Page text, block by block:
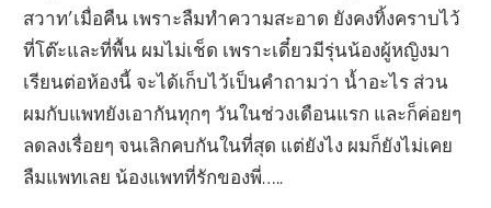
สวาท’เมื่อคืน เพราะลืมทำความสะอาด ยังคงทิ้งคราบไว้
ที่โต๊ะและที่พื้น ผมไม่เช็ด เพราะเดี๋ยวมีรุ่นน้องผู้หญิงมา
เรียนต่อห้องนี้ จะได้เก็บไว้เป็นคำถามว่า น้ำอะไร ส่วน
ผมกับแพทยังเอากันทุกๆ วันในช่วงเดือนแรก และก็ค่อยๆ
ลดลงเรื่อยๆ จนเลิกคบกันในที่สุด แต่ยังไง ผมก็ยังไม่เคย
ลืมแพทเลย น้องแพทที่รักของพี่…..